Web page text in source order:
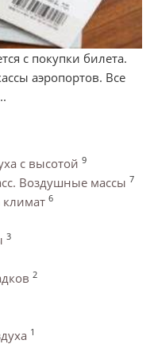
с покупки билета.
аэропортов. Все
с высотой 9
Воздушные массы 7
6
3
2
1